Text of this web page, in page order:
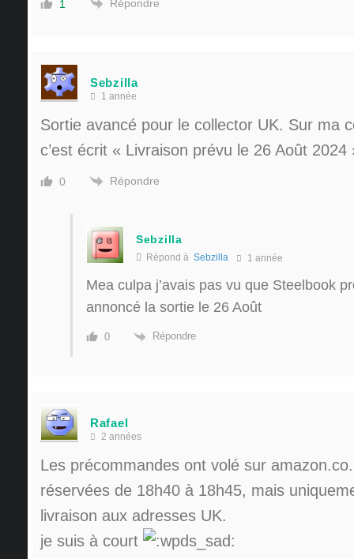
1 Répondre
Sebzilla
1 année
Sortie avancé pour le collector UK. Sur ma
c’est écrit « Livraison prévu le 26 Août 2024
0 Répondre
Sebzilla
Répond à Sebzilla 1 année
Mea culpa j’avais pas vu que Steelbook
annoncé la sortie le 26 Août
0 Répondre
Rafael
2 années
Les précommandes ont volé sur
réservées de 18h40 à 18h45, mais
livraison aux adresses UK.
je suis à court